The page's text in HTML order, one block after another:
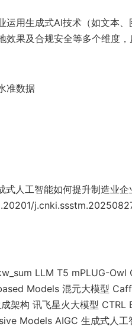
用生成式AI技术（如文本
效果及合规安全等多个维度
准数据
式人工智能如何提升制造业
LLM T5 mPLUG-
Models 混元大模型
架构 讯飞星火大模型
Models AIGC 生成式人